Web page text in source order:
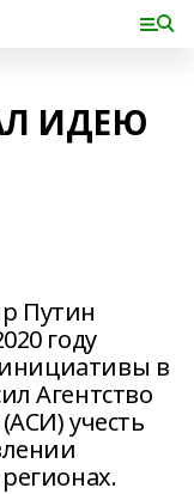
ИДЕЮ
Путин
году
в
Агентство
учесть